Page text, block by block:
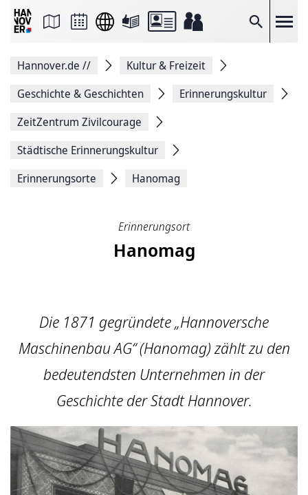
Suche
Seite
Facebook
teilen
Seitenlink
Seite
Hannover.de //
Kultur & Freizeit
Geschichte & Geschichten
Erinnerungskultur
ZeitZentrum Zivilcourage
Städtische Erinnerungskultur
Erinnerungsorte
Hanomag
Erinnerungsort
Hanomag
Die 1871 gegründete „Hannoversche
Maschinenbau AG“ (Hanomag) zählt zu den
bedeutendsten Unternehmen in der
Geschichte der Stadt Hannover.